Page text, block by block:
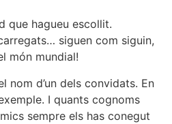
que hagueu escollit.
siguen com siguin,
món mundial!
nom d’un dels convidats. En
I quants cognoms
sempre els has conegut